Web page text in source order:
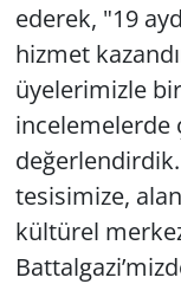
ederek, "19
hizmet
üyelerimizle
incelemelerde
değerlendirdik.
tesisimize,
kültürel